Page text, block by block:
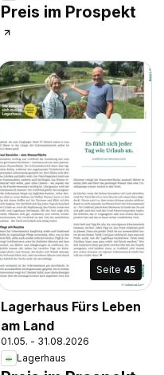
Preis im Prospekt
Seite 45
Lagerhaus Fürs Leben
am Land
01.05. - 31.08.2026
Lagerhaus